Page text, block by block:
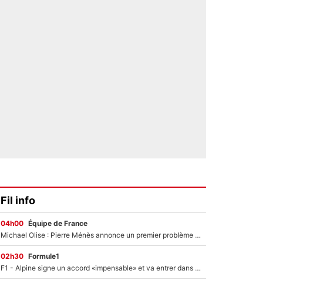
Fil info
04h00 Équipe de France
Michael Olise : Pierre Ménès annonce un premier problème pour Zinedine Zidane en équipe de France
02h30 Formule1
F1 - Alpine signe un accord «impensable» et va entrer dans une nouvelle dimension : Grande nouvelle pour Pierre Gasly !